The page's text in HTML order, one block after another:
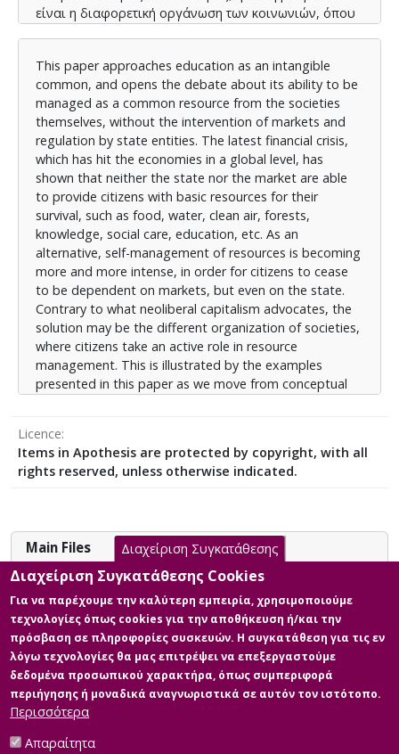
είναι η διαφορετική οργάνωση των κοινωνιών, όπου
παραδείγματα που παρουσιάζονται στην παρούσα
εργασία, καθώς βαδίζουμε από την εννοιολογική
εξοικείωση, στην ανάλυση διάφορων «κοινών»
επιτυχιών. Δίνεται ιδιαίτερη έμφαση στην εκπαίδευση
καθώς παρουσιάζονται παραδείγματα που δείχνουν
ότι η εκπαίδευση των κοινών δεν είναι μια ουτοπία.
Σημαντικό ρόλο για την απαιτούμενη παραπάνω
κοινωνική αλλαγή διαδραματίζει ο χώρος της
εκπαίδευσης, και κατ΄ επέκταση οι εκπαιδευτικοί, ώστε
οι επόμενες γενιές να γνωρίσουν άμεσα τα οφέλη της
αυτοδιαχείρισης και της αυτοοργάνωσης.
This paper approaches education as an intangible
common, and opens the debate about its ability to be
managed as a common resource from the societies
themselves, without the intervention of markets and
regulation by state entities. The latest financial crisis,
which has hit the economies in a global level, has
shown that neither the state nor the market are able
to provide citizens with basic resources for their
survival, such as food, water, clean air, forests,
knowledge, social care, education, etc. As an
alternative, self-management of resources is becoming
more and more intense, in order for citizens to cease
to be dependent on markets, but even on the state.
Contrary to what neoliberal capitalism advocates, the
solution may be the different organization of societies,
where citizens take an active role in resource
management. This is illustrated by the examples
presented in this paper as we move from conceptual
examples are shown that community education is not
a utopia. An important role in the required social
change is played within the area of education, and thus
management and self-organization.
Licence
Items in Apothesis are protected by copyright, with all
rights reserved, unless otherwise indicated.
Main Files
Μια επισκόπηση των κοινών:
προσδιορισμός, καλές πρακτικές
και η εφαρμογή τους στην
εκπαίδευση.
Description:
503440_ΒΑΪΔΑΝΗΣ_ΗΛΙΑΣ.pdf (pdf)
Διαχείριση Συγκατάθεσης
Διαχείριση Συγκατάθεσης Cookies
Για να παρέχουμε την καλύτερη εμπειρία, χρησιμοποιούμε
τεχνολογίες όπως cookies για την αποθήκευση ή/και την
πρόσβαση σε πληροφορίες συσκευών. Η συγκατάθεση για τις εν
λόγω τεχνολογίες θα μας επιτρέψει να επεξεργαστούμε
δεδομένα προσωπικού χαρακτήρα, όπως συμπεριφορά
περιήγησης ή μοναδικά αναγνωριστικά σε αυτόν τον ιστότοπο.
Περισσότερα
Απαραίτητα